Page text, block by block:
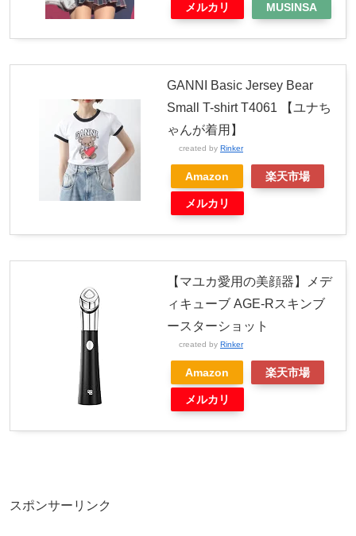
メルカリ MUSINSA
GANNI Basic Jersey Bear
Small T-shirt T4061 【ユナち
ゃんが着用】
created by Rinker
Amazon 楽天市場
メルカリ
【マユカ愛用の美顔器】メデ
ィキューブ AGE-Rスキンブ
ースターショット
created by Rinker
Amazon 楽天市場
メルカリ
スポンサーリンク